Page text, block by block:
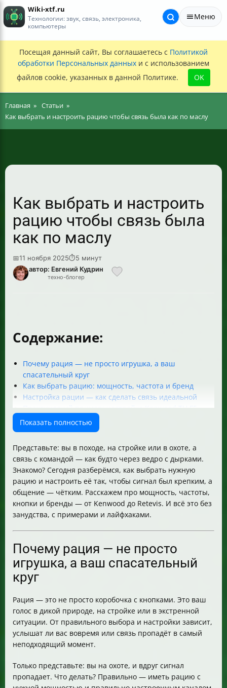
Wiki-xtf.ru
Технологии: звук, связь, электроника,
компьютеры
Меню
Посещая данный сайт, Вы соглашаетесь с Политикой
обработки Персональных данных и с использованием
файлов cookie, указанных в данной Политике.
OK
Главная
Статьи
Как выбрать и настроить рацию чтобы связь была как по маслу
Как выбрать и настроить
рацию чтобы связь была
как по маслу
📅11 ноября 2025⏱5 минут
автор: Евгений Кудрин
техно-блогер
Содержание:
Почему рация — не просто игрушка, а ваш
спасательный круг
Как выбрать рацию: мощность, частота и бренд
Настройка рации — как сделать связь идеальной
Что делать, если связь пропадает
Таблица сравнения популярных моделей раций
Итог
Показать полностью
Представьте: вы в походе, на стройке или в охоте, а
связь с командой — как будто через ведро с дырками.
Знакомо? Сегодня разберёмся, как выбрать нужную
рацию и настроить её так, чтобы сигнал был крепким, а
общение — чётким. Расскажем про мощность, частоты,
кнопки и бренды — от Kenwood до Retevis. И всё это без
занудства, с примерами и лайфхаками.
Почему рация — не просто
игрушка, а ваш спасательный
круг
Рация — это не просто коробочка с кнопками. Это ваш
голос в дикой природе, на стройке или в экстренной
ситуации. От правильного выбора и настройки зависит,
услышат ли вас вовремя или связь пропадёт в самый
неподходящий момент.
Только представьте: вы на охоте, и вдруг сигнал
пропадает. Что делать? Правильно — иметь рацию с